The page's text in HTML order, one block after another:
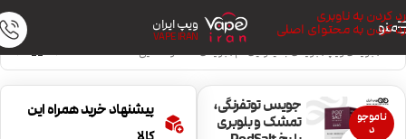
رد کردن به ناوبری
رد کردن به محتوای اصلی
منو ویپ ایران
VAPE IRAN
خانه/جویس ویپ/جویس با نیکوتین کم/جویس خنک و نعنایی
ناموجو
د
جویس توتفرنگی،
تمشک و بلوبری
پیشنهاد خرید همراه این